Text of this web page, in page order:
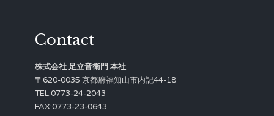
Contact
株式会社 足立音衛門 本社
〒620-0035 京都府福知山市内記44-18
TEL:0773-24-2043
FAX:0773-23-0643